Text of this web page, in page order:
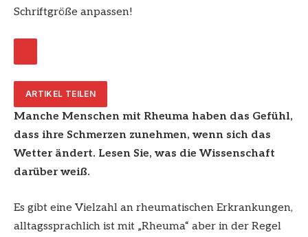
Schriftgröße anpassen!
ARTIKEL TEILEN
Manche Menschen mit Rheuma haben das Gefühl,
dass ihre Schmerzen zunehmen, wenn sich das
Wetter ändert. Lesen Sie, was die Wissenschaft
darüber weiß.
Es gibt eine Vielzahl an rheumatischen Erkrankungen,
alltagssprachlich ist mit „Rheuma“ aber in der Regel